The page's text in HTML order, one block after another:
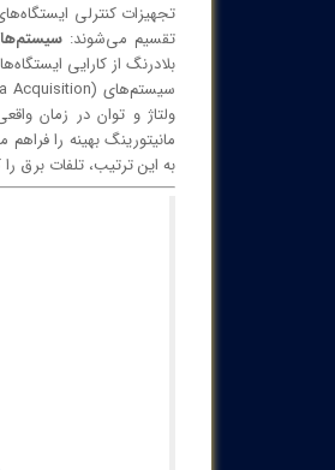
تجهیزات کنترلی
تقسیم می‌شوند:
بلادرنگ از کارایی
ولتاژ و توان در زمان
مانیتورینگ بهینه را
به این ترتیب، تلفات برق